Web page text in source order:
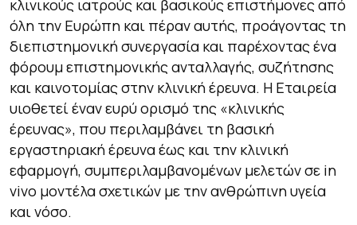
κλινικούς ιατρούς και βασικούς επιστήμονες από
όλη την Ευρώπη και πέραν αυτής, προάγοντας τη
διεπιστημονική συνεργασία και παρέχοντας ένα
φόρουμ επιστημονικής ανταλλαγής, συζήτησης
και καινοτομίας στην κλινική έρευνα. Η Εταιρεία
υιοθετεί έναν ευρύ ορισμό της «κλινικής
έρευνας», που περιλαμβάνει τη βασική
εργαστηριακή έρευνα έως και την κλινική
εφαρμογή, συμπεριλαμβανομένων μελετών σε in
vivo μοντέλα σχετικών με την ανθρώπινη υγεία
και νόσο.